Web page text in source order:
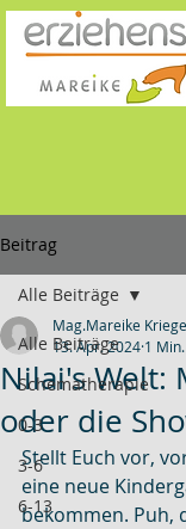
Beitrag
Alle Beiträge
Schematherapie
0-3
3-6
6-13
Alle Beiträge
Nilai's Welt:
oder die
Mag.Mareike
13. Apr. 2024 1
Stellt Euch vor,
eine neue
bekommen. Puh,